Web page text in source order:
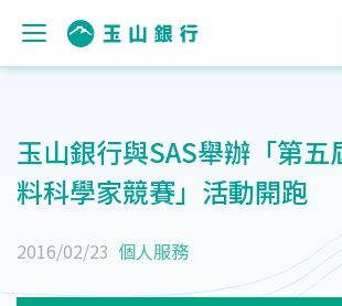
玉山銀行與SAS舉辦「第五
料科學家競賽」活動開跑
2016/02/23 個人服務